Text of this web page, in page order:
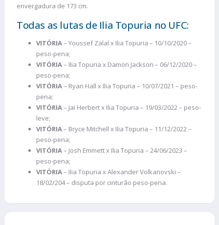
envergadura de 173 cm.
Todas as lutas de Ilia Topuria no UFC:
VITÓRIA– Youssef Zalal x Ilia Topuria – 10/10/2020 –
peso-pena;
VITÓRIA– Ilia Topuria x Damon Jackson – 06/12/2020 –
peso-pena;
VITÓRIA– Ryan Hall x Ilia Topuria – 10/07/2021 – peso-
pena;
VITÓRIA– Jai Herbert x Ilia Topuria – 19/03/2022 – peso-
leve;
VITÓRIA– Bryce Mitchell x Ilia Topuria – 11/12/2022 –
peso-pena;
VITÓRIA– Josh Emmett x Ilia Topuria – 24/06/2023 –
peso-pena;
VITÓRIA– Ilia Topuria x Alexander Volkanovski –
18/02/204 – disputa por cinturão peso-pena.